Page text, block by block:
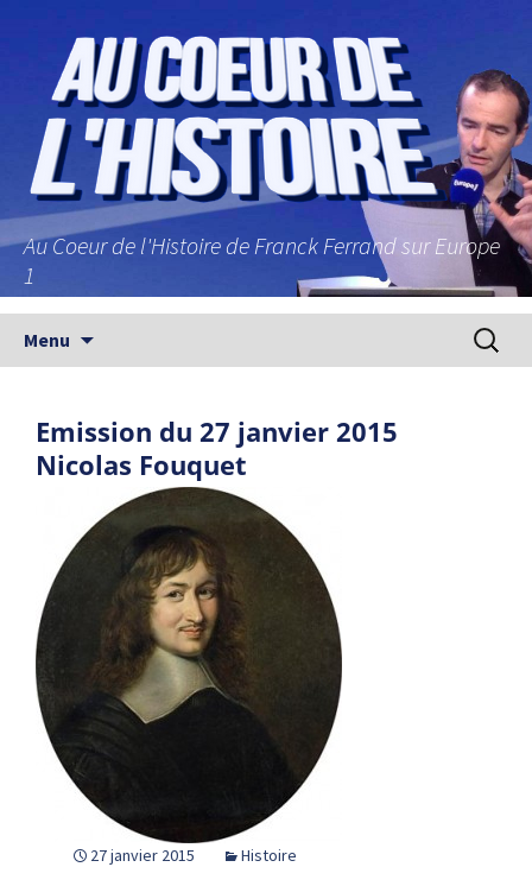
Au Coeur de l'Histoire de Franck Ferrand sur Europe
1
Menu
Emission du 27 janvier 2015
Nicolas Fouquet
27 janvier 2015 Histoire